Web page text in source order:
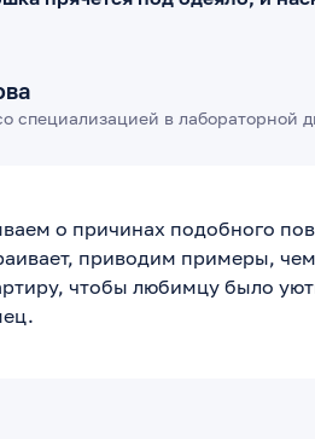
специализацией в лабораторной
о причинах подобного
приводим примеры,
чтобы любимцу было